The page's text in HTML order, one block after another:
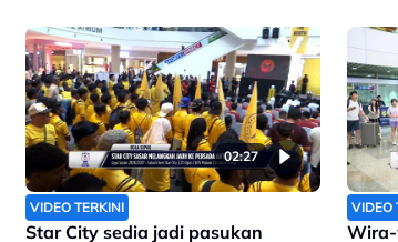
02:27
VIDEO TERKINI
Star City sedia jadi pasukan
VIDEO